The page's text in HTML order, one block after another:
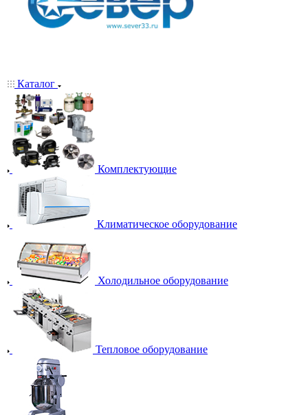
Каталог
Комплектующие
Климатическое оборудование
Холодильное оборудование
Тепловое оборудование